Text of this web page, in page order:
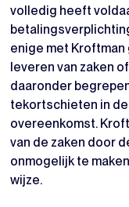
volledig heeft
enige met
leveren van zaken
daaronder
tekortschieten in
overeenkomst.
van de zaken door
onmogelijk te
wijze.